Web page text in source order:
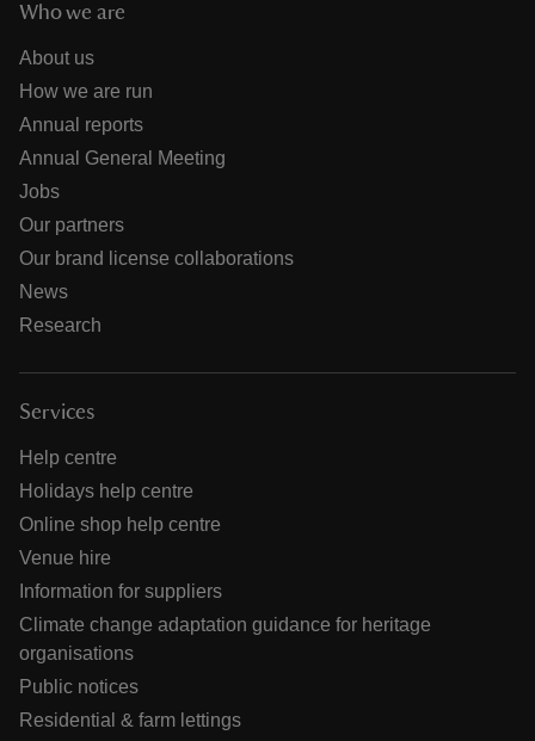
Who we are
About us
How we are run
Annual reports
Annual General Meeting
Jobs
Our partners
Our brand license collaborations
News
Research
Services
Help centre
Holidays help centre
Online shop help centre
Venue hire
Information for suppliers
Climate change adaptation guidance for heritage
organisations
Public notices
Residential & farm lettings